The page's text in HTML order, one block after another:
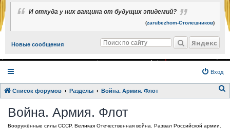
И откуда у них вакцина от будущих эпидемий?
(zarubezhom-Столешников)
Новые сообщения Яндекс
Вход
Список форумов Разделы Война. Армия. Флот
Война. Армия. Флот
Вооружённые силы СССР, Великая Отечественная война. Развал Российской армии.